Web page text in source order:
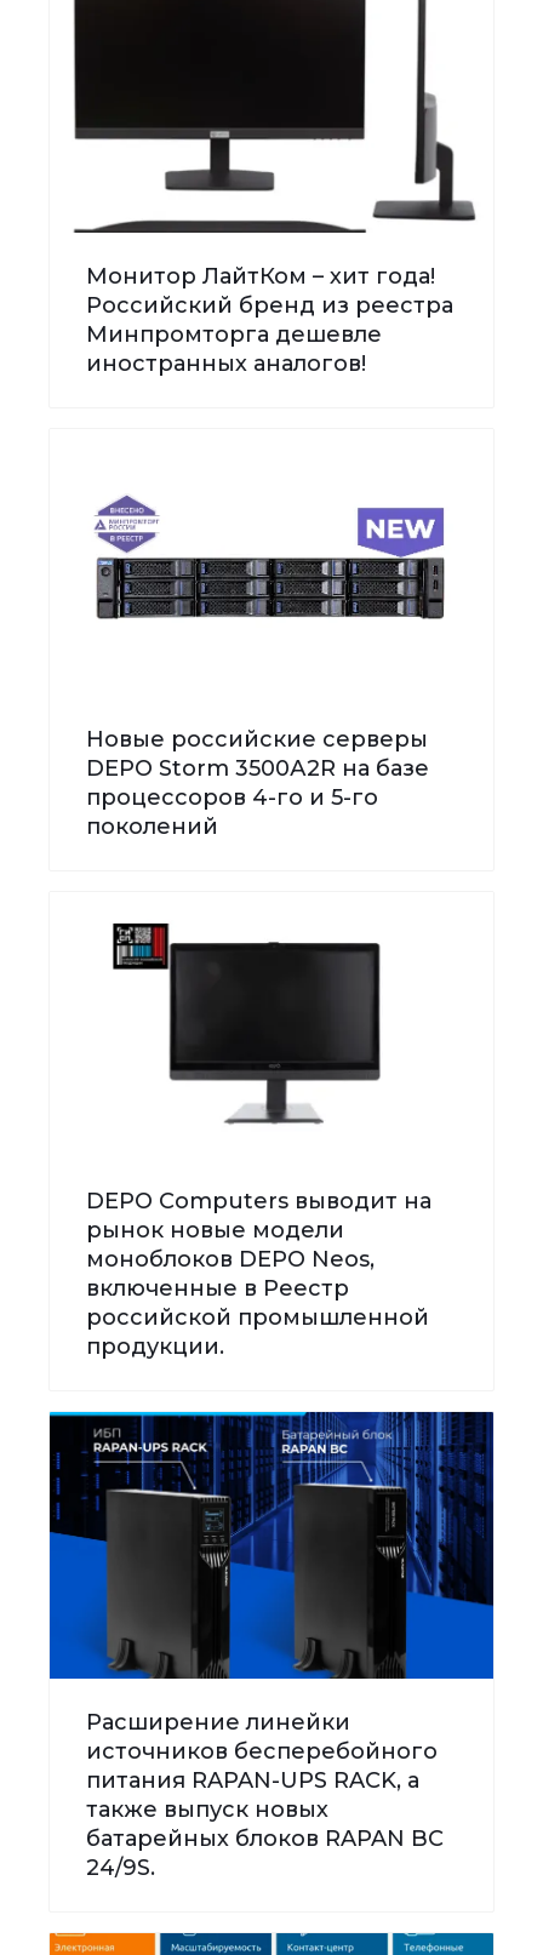
Монитор ЛайтКом – хит года!
Российский бренд из реестра
Минпромторга дешевле
иностранных аналогов!
Новые российские серверы
DEPO Storm 3500А2R на базе
процессоров 4-го и 5-го
поколений
DEPO Computers выводит на
рынок новые модели
моноблоков DEPO Neos,
включенные в Реестр
российской промышленной
продукции.
Расширение линейки
источников бесперебойного
питания RAPAN-UPS RACK, а
также выпуск новых
батарейных блоков RAPAN BC
24/9S.